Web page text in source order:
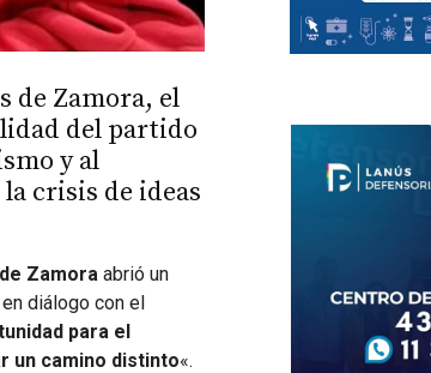
de Zamora, el
del partido
y al
crisis de ideas
Zamora abrió un
en diálogo con el
para el
un camino distinto«.